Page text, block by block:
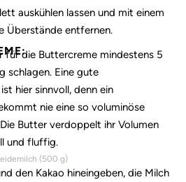
auskühlen lassen und mit einem
Überstände entfernen.
für die Buttercreme mindestens 5
schlagen. Eine gute
hier sinnvoll, denn ein
nie eine so voluminöse
Butter verdoppelt ihr Volumen
und fluffig.
(500 g)
den Kakao hineingeben, die Milch